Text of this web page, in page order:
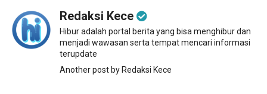
Redaksi Kece
Hibur adalah portal berita yang bisa menghibur dan
menjadi wawasan serta tempat mencari informasi
terupdate
Another post by Redaksi Kece